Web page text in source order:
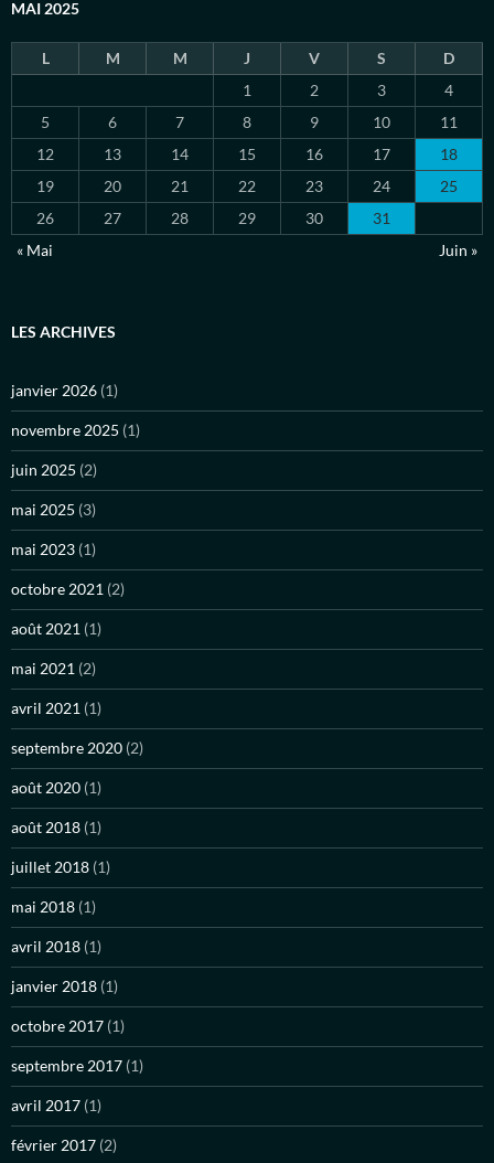
MAI 2025
L M M J V S
D
1
2 3
4
5
6 7 8 9 10
11
12
13 14 15 16 17
18
19
20 21 22 23 24
25
26
27 28 29 30
31
« Mai
Juin »
LES ARCHIVES
janvier 2026 (1)
novembre 2025 (1)
juin 2025 (2)
mai 2025 (3)
mai 2023 (1)
octobre 2021 (2)
août 2021 (1)
mai 2021 (2)
avril 2021 (1)
septembre 2020 (2)
août 2020 (1)
août 2018 (1)
juillet 2018 (1)
mai 2018 (1)
avril 2018 (1)
janvier 2018 (1)
octobre 2017 (1)
septembre 2017 (1)
avril 2017 (1)
février 2017 (2)